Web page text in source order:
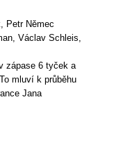
Petr Němec
Václav Schleis,
zápase 6 tyček a
mluví k průběhu
Jana